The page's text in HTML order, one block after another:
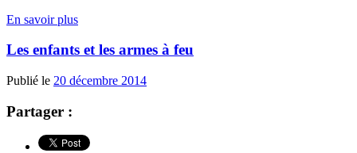
En savoir plus
Les enfants et les armes à feu
Publié le 20 décembre 2014
Partager :